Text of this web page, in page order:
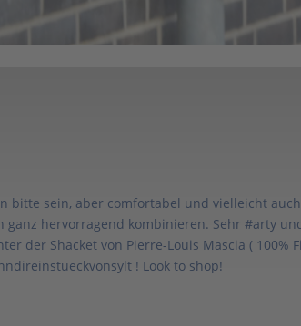
bitte sein, aber comfortabel und vielleicht
ganz hervorragend kombinieren. Sehr #arty
der Shacket von Pierre-Louis Mascia ( 100%
! Look to shop!